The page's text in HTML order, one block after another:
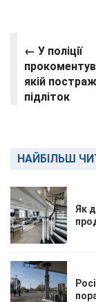
← У поліції
якій
підліток
НАЙБІЛЬШ
Як